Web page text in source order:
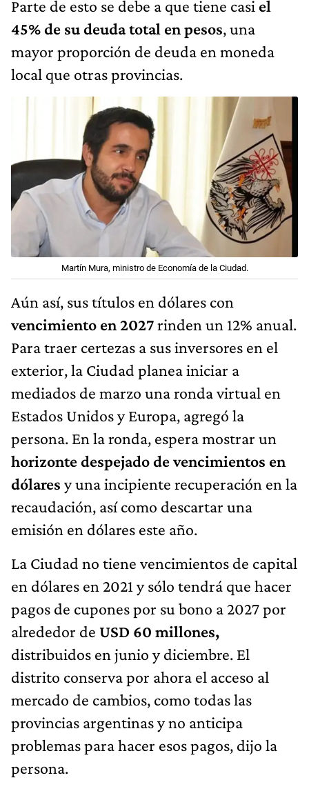
Parte de esto se debe a que tiene casi el
45% de su deuda total en pesos, una
mayor proporción de deuda en moneda
local que otras provincias.
Martín Mura, ministro de Economía de la Ciudad.
Aún así, sus títulos en dólares con
vencimiento en 2027rinden un 12% anual.
Para traer certezas a sus inversores en el
exterior, la Ciudad planea iniciar a
mediados de marzo una ronda virtual en
Estados Unidos y Europa, agregó la
persona. En la ronda, espera mostrar un
horizonte despejado de vencimientos en
dólares y una incipiente recuperación en la
recaudación, así como descartar una
emisión en dólares este año.
La Ciudad no tiene vencimientos de capital
en dólares en 2021 y sólo tendrá que hacer
pagos de cupones por su bono a 2027 por
alrededor de USD 60 millones,
distribuidos en junio y diciembre. El
distrito conserva por ahora el acceso al
mercado de cambios, como todas las
provincias argentinas y no anticipa
problemas para hacer esos pagos, dijo la
persona.